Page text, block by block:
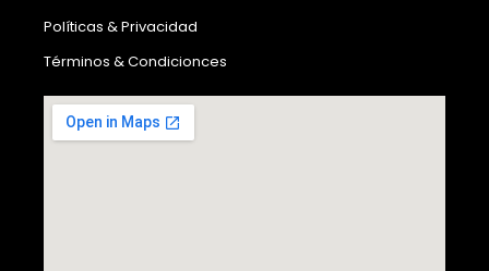
Políticas & Privacidad
Términos & Condicionces